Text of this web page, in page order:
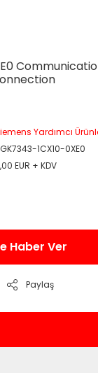
Yardımcı
1CX10-0XE0
EUR + KDV
Haber Ver
Paylaş